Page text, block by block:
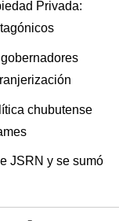
Privada:
chubutense
JSRN y se sumó